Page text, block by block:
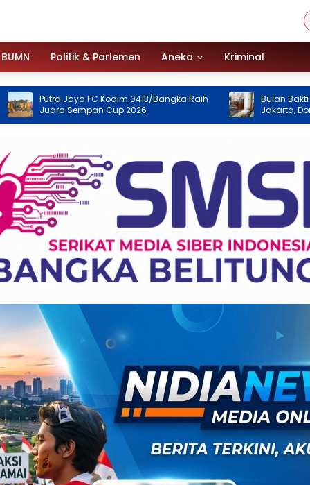
BUMN Politik & Parlemen Aneka Kriminal
Jaya FC Kodim 0413/Bangka Raih
Sempan Cup 2026
Bulan Bakti HUT ke-50 PT
Jakarta, Donor Darah
Kemanusiaan untuk